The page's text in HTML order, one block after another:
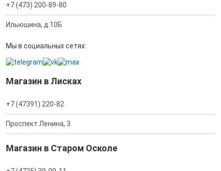
+7 (473) 200-89-80
Ильюшина, д.10Б
Мы в социальных сетях:
Магазин в Лисках
+7 (47391) 220-82
Проспект Ленина, 3
Магазин в Старом Осколе